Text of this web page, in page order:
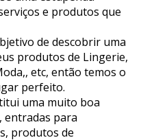
e produtos que
de descobrir uma
produtos de Lingerie,
etc, então temos o
perfeito.
uma muito boa
entradas para
produtos de